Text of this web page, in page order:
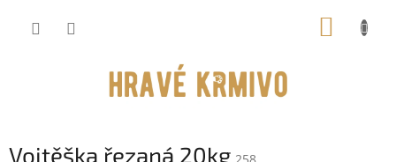
Vojtěška řezaná 20kg